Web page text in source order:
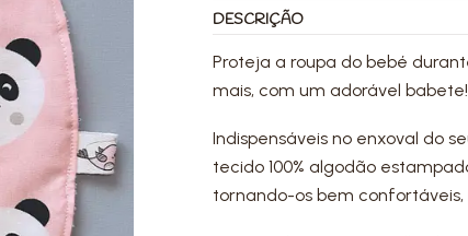
DESCRIÇÃO
Proteja a roupa do bebé
mais, com um adorável
Indispensáveis no enxoval do
tecido 100% algodão
tornando-os bem